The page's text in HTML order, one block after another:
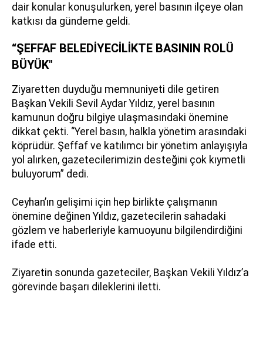
dair konular konuşulurken, yerel basının ilçeye olan
katkısı da gündeme geldi.
“ŞEFFAF BELEDİYECİLİKTE BASININ ROLÜ
BÜYÜK"
Ziyaretten duyduğu memnuniyeti dile getiren
Başkan Vekili Sevil Aydar Yıldız, yerel basının
kamunun doğru bilgiye ulaşmasındaki önemine
dikkat çekti. “Yerel basın, halkla yönetim arasındaki
köprüdür. Şeffaf ve katılımcı bir yönetim anlayışıyla
yol alırken, gazetecilerimizin desteğini çok kıymetli
buluyorum” dedi.
Ceyhan’ın gelişimi için hep birlikte çalışmanın
önemine değinen Yıldız, gazetecilerin sahadaki
gözlem ve haberleriyle kamuoyunu bilgilendirdiğini
ifade etti.
Ziyaretin sonunda gazeteciler, Başkan Vekili Yıldız’a
görevinde başarı dileklerini iletti.